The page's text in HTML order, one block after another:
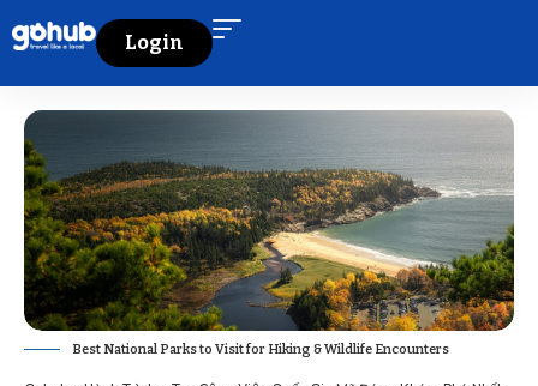
Login
Best National Parks to Visit for Hiking & Wildlife Encounters